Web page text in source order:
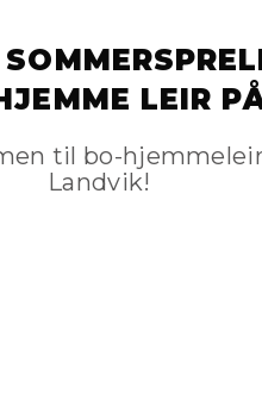
LEIR
11.-12.
til bo-
Landvik!